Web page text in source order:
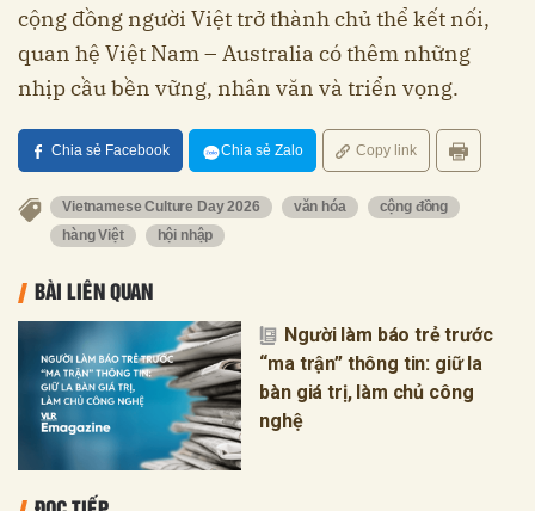
cộng đồng người Việt trở thành chủ thể kết nối,
quan hệ Việt Nam – Australia có thêm những
nhịp cầu bền vững, nhân văn và triển vọng.
Chia sẻ Facebook Chia sẻ Zalo Copy link
Vietnamese Culture Day 2026 văn hóa
cộng đồng
hàng Việt
hội nhập
BÀI LIÊN QUAN
Người làm báo trẻ trước
“ma trận” thông tin: giữ la
bàn giá trị, làm chủ công
nghệ